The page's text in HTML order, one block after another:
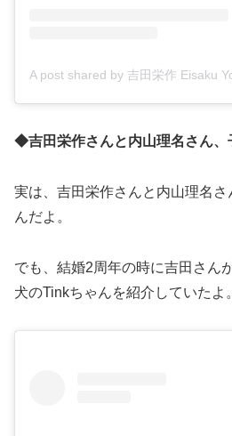
◆吉田栄作さんと内山理名さん、
実は、吉田栄作さんと内山理名
んだよ。
でも、結婚2周年の時に吉田さん
犬のTinkちゃんを紹介していたよ。